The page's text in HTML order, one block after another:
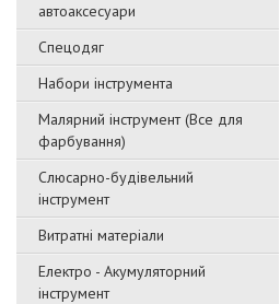
автоаксесуари
Спецодяг
Набори інструмента
Малярний інструмент (Все для
фарбування)
Слюсарно-будівельний
інструмент
Витратні матеріали
Електро - Акумуляторний
інструмент